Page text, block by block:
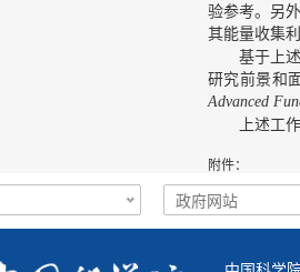
验参考。另
其能量收集
基于上述
研究前景和
Advanced
上述工作
附件：